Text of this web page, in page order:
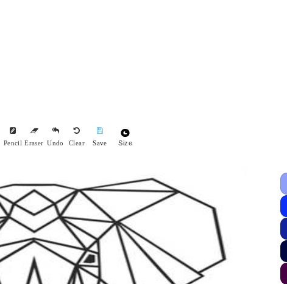
Pencil Eraser Undo Clear Save Size